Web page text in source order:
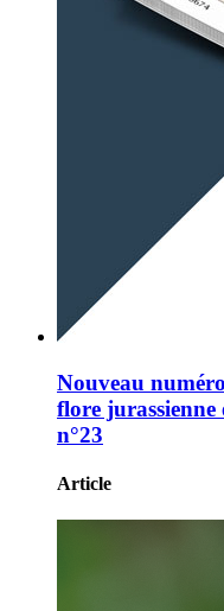
Nouveau
flore jurassienne
n°23
Article